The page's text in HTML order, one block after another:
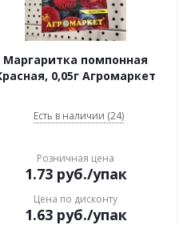
Маргаритка помпонная
0,05г Агромаркет
Есть в наличии (24)
Розничная цена
1.73руб./упак
Цена по дисконту
1.63руб./упак